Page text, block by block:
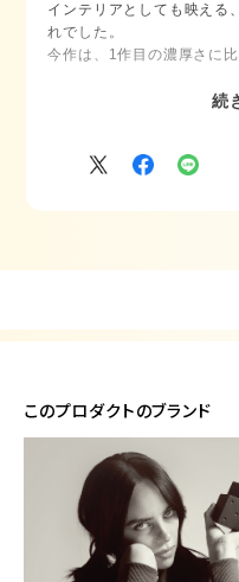
インテリアとしても映える
れでした。
今作は、1作目の濃厚さに
吹きかけた際にはプラムや
かみへと変化していきます
も、私たち日本人にも心地
続
このプロダクトのブランド